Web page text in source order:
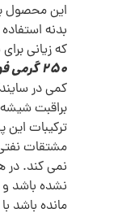
این محصول
بدنه
که زیانی
250 گرمی فوردد 4DAD Black Polish
کمی در
براقبت
ترکیبات این
مشتقات
نمی کند. در
نشده باشد
مانده باشد